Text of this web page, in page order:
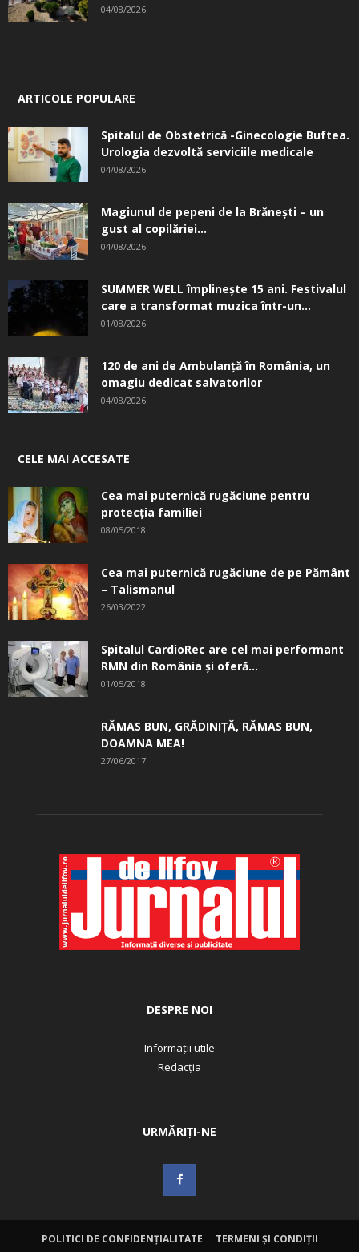
04/08/2026
ARTICOLE POPULARE
Spitalul de Obstetrică -Ginecologie Buftea.
Urologia dezvoltă serviciile medicale
04/08/2026
Magiunul de pepeni de la Brăneşti – un
gust al copilăriei...
04/08/2026
SUMMER WELL împlinește 15 ani. Festivalul
care a transformat muzica într-un...
01/08/2026
120 de ani de Ambulanță în România, un
omagiu dedicat salvatorilor
04/08/2026
CELE MAI ACCESATE
Cea mai puternică rugăciune pentru
protecția familiei
08/05/2018
Cea mai puternică rugăciune de pe Pământ
– Talismanul
26/03/2022
Spitalul CardioRec are cel mai performant
RMN din România și oferă...
01/05/2018
RĂMAS BUN, GRĂDINIŢĂ, ­RĂMAS BUN,
DOAMNA MEA!
27/06/2017
DESPRE NOI
Informații utile
Redacția
URMĂRIȚI-NE
POLITICI DE CONFIDENȚIALITATE TERMENI ȘI CONDIȚII